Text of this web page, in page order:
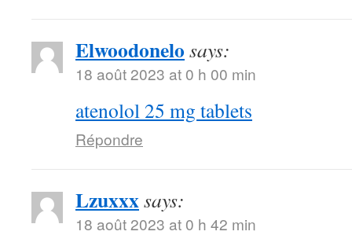
Elwoodonelo says:
18 août 2023 at 0 h 00 min
atenolol 25 mg tablets
Répondre
Lzuxxxsays:
18 août 2023 at 0 h 42 min